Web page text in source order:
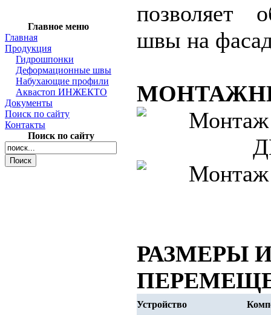
Главное меню
Главная
Продукция
Гидрошпонки
Деформационные швы
Набухающие профили
Аквастоп ИНЖЕКТО
Документы
Поиск по сайту
Контакты
Поиск по сайту
позволяет
швы на
РАЗМЕРЫ
Устройство